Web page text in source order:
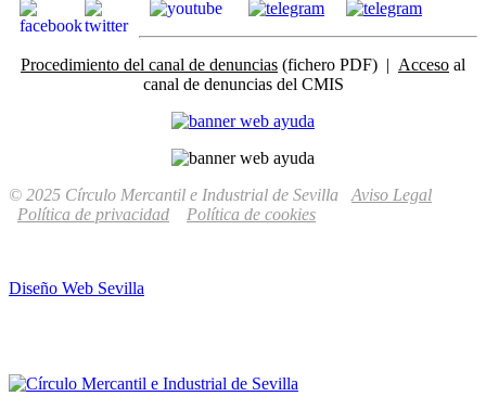
Procedimiento del canal de denuncias (fichero PDF) | Acceso al
canal de denuncias del CMIS
© 2025 Círculo Mercantil e Industrial de Sevilla Aviso Legal
Política de privacidad
Política de cookies
Diseño Web Sevilla